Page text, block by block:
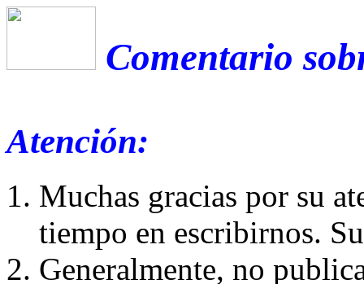
Comentario
Atención:
Muchas gracias por su
tiempo en escribirnos.
Generalmente, no